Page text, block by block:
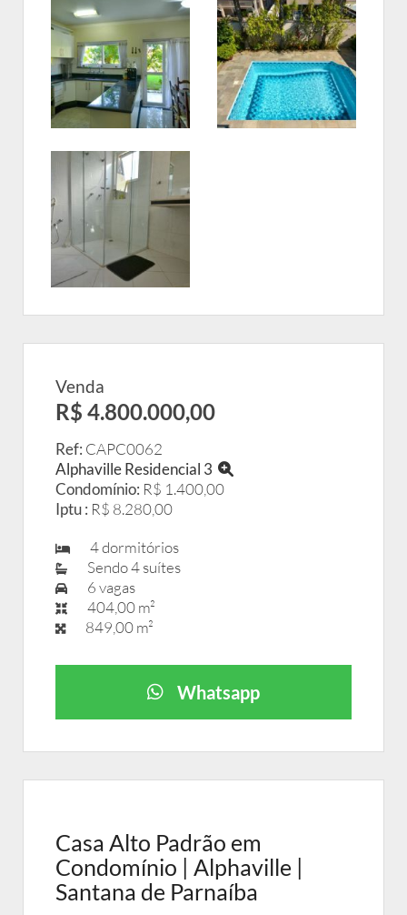
Venda
R$ 4.800.000,00
Ref: CAPC0062
Alphaville Residencial 3
Condomínio: R$ 1.400,00
Iptu : R$ 8.280,00
4 dormitórios
Sendo 4 suítes
6 vagas
404,00 m²
849,00 m²
Whatsapp
Casa Alto Padrão em
Condomínio | Alphaville |
Santana de Parnaíba